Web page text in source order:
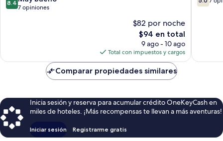
de
8.4
7 opiniones
$82 por noche
El
precio
actual
es
de
$94
$94 en total
9 ago - 10 ago
Total con impuestos y cargos
de
Comparar propiedades similares
Inicia sesión y reserva para acumular crédito OneKeyCash en
miles de hoteles. ¡Más recompensas te llevan a más aventuras!
Iniciar sesión Registrarme gratis